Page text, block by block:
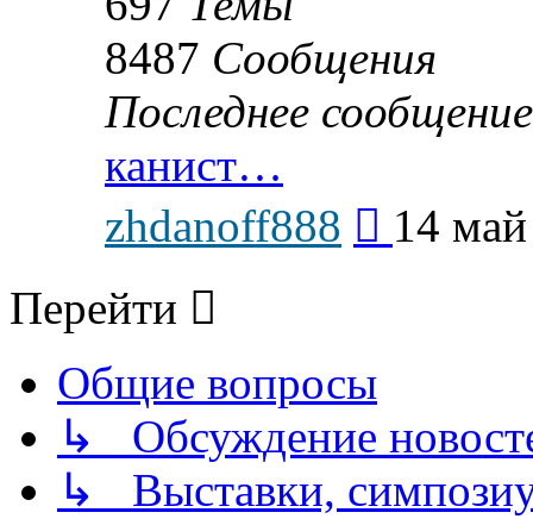
8487 Сообщения
Последнее сообщение
канист…
zhdanoff888
последнему
14
Перейти
Общие вопросы
↳ Обсуждение
↳ Выставки,